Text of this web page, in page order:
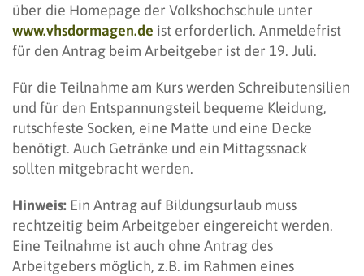
über die Homepage der Volkshochschule unter
www.vhsdormagen.de ist erforderlich. Anmeldefrist
für den Antrag beim Arbeitgeber ist der 19. Juli.
Für die Teilnahme am Kurs werden Schreibutensilien
und für den Entspannungsteil bequeme Kleidung,
rutschfeste Socken, eine Matte und eine Decke
benötigt. Auch Getränke und ein Mittagssnack
sollten mitgebracht werden.
Hinweis: Ein Antrag auf Bildungsurlaub muss
rechtzeitig beim Arbeitgeber eingereicht werden.
Eine Teilnahme ist auch ohne Antrag des
Arbeitgebers möglich, z.B. im Rahmen eines